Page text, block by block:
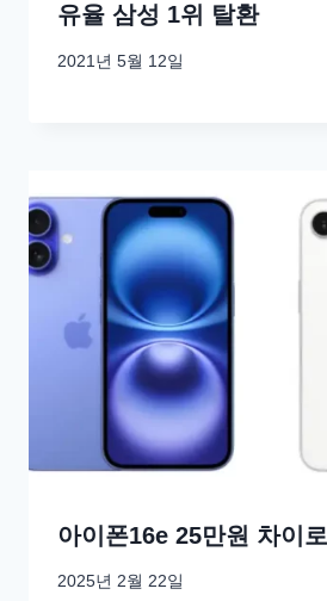
유율 삼성 1위 탈환
2021년 5월 12일
아이폰16e 25만원 차이
2025년 2월 22일